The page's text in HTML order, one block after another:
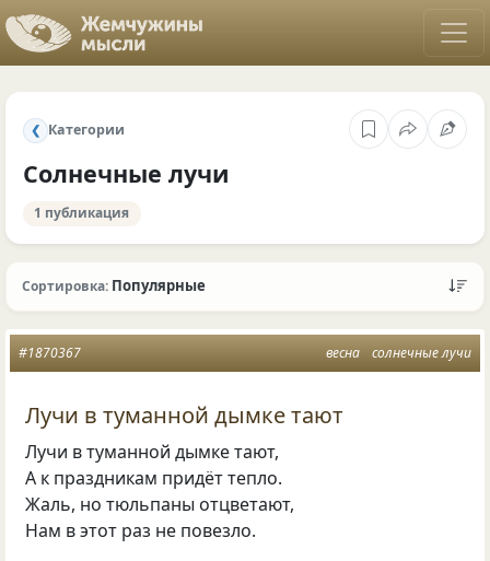
❮ Категории
Солнечные лучи
1 публикация
Сортировка: Популярные
весна солнечные лучи
#1870367
Лучи в туманной дымке тают
Лучи в туманной дымке тают,
А к праздникам придёт тепло.
Жаль, но тюльпаны отцветают,
Нам в этот раз не повезло.